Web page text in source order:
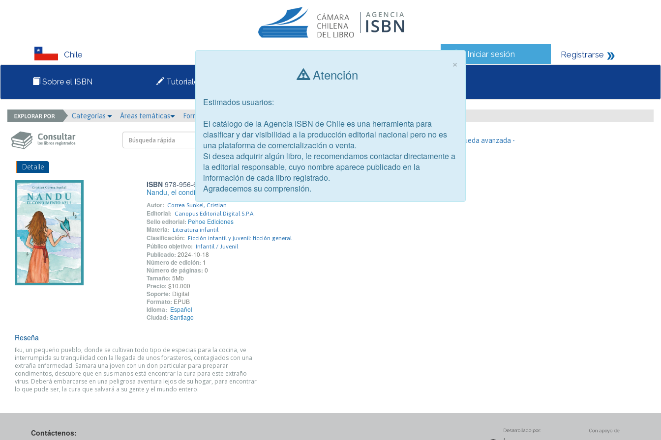
Chile Iniciar sesión Registrarse
Sobre el ISBN Tutoriales Consultar libros
Categorías Áreas temáticas Formato
- Búsqueda avanzada -
Detalle
ISBN978-956-6131-82-3
Nandu, el condimento azul
Autor: Correa Sunkel, Cristian
Editorial: Canopus Editorial Digital S.P.A.
Sello editorial: Pehoe Ediciones
Materia: Literatura infantil
Clasificación: Ficción infantil y juvenil: ficción general
Público objetivo: Infantil / Juvenil
Publicado: 2024-10-18
Número de edición: 1
Número de páginas: 0
Tamaño: 5Mb
Precio: $10.000
Soporte: Digital
Formato: EPUB
Idioma: Español
Ciudad: Santiago
Reseña
Iku, un pequeño pueblo, donde se cultivan todo tipo de especias para la cocina, ve
interrumpida su tranquilidad con la llegada de unos forasteros, contagiados con una
extraña enfermedad. Samara una joven con un don particular para preparar
condimentos, descubre que en sus manos está encontrar la cura para este extraño
virus. Deberá embarcarse en una peligrosa aventura lejos de su hogar, para encontrar
lo que pude ser, la cura que salvará a su gente y el mundo entero.
Contáctenos:
×
Atención
Estimados usuarios:
El catálogo de la Agencia ISBN de Chile es una herramienta para
clasificar y dar visibilidad a la producción editorial nacional pero no es
una plataforma de comercialización o venta.
Si desea adquirir algún libro, le recomendamos contactar directamente a
la editorial responsable, cuyo nombre aparece publicado en la
información de cada libro registrado.
Agradecemos su comprensión.